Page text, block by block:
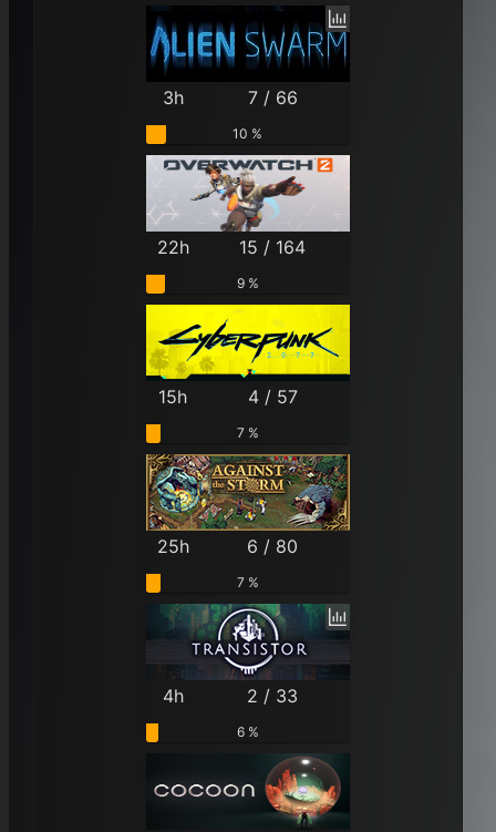
3h 7 / 66
10 %
22h 15 / 164
9 %
15h 4 / 57
7 %
25h 6 / 80
7 %
4h 2 / 33
6 %